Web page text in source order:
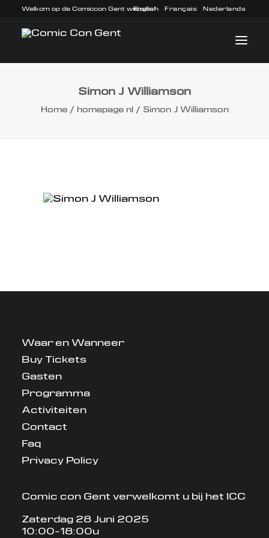
Welkom op de Comiccon Gent website!
English Français Nederlands
INFO
Simon J Williamson
Home homepage nl Simon J Williamson
Waar en Wanneer
Buy Tickets
Gasten
Programma
Activiteiten
Contact
Faq
Privacy Policy
Comic con Gent verwelkomt u bij het ICC
Zaterdag 28 Juni 2025
10:00-18:00u